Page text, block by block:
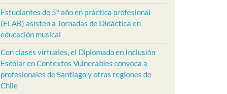
Estudiantes de 5° año en práctica profesional
(ELAB) asisten a Jornadas de Didáctica en
educación musical
Con clases virtuales, el Diplomado en Inclusión
Escolar en Contextos Vulnerables convoca a
profesionales de Santiago y otras regiones de
Chile